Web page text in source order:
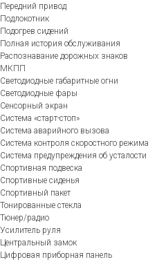
Передний привод
Подлокотник
Подогрев сидений
Полная история обслуживания
Распознавание дорожных знаков
МКПП
Светодиодные габаритные огни
Светодиодные фары
Сенсорный экран
Система «старт-стоп»
Система аварийного вызова
Система контроля скоростного режима
Система предупреждения об усталости
Спортивная подвеска
Спортивные сиденья
Спортивный пакет
Тонированные стекла
Тюнер/радио
Усилитель руля
Центральный замок
Цифровая приборная панель